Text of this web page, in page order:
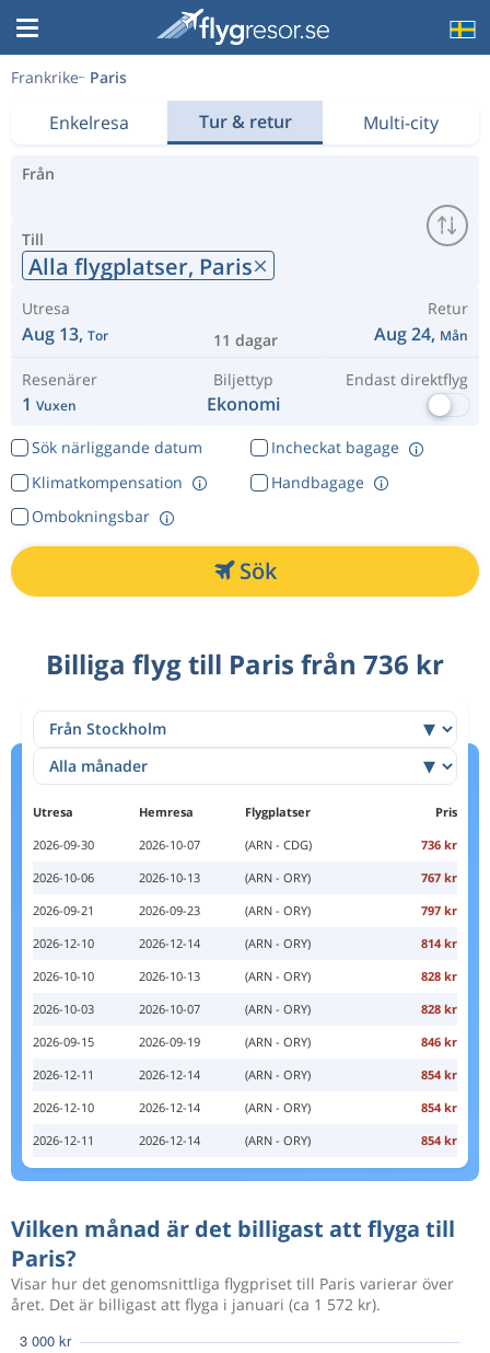
Frankrike Paris
Enkelresa Tur & retur Multi-city
Från
Till
Alla flygplatser, Paris
Utresa
Aug 13, Tor 11 dagar
Retur
Aug 24, Mån
Resenärer
1 Vuxen
Biljettyp
Ekonomi
Endast direktflyg
Sök närliggande datum
Incheckat bagage
Klimatkompensation
Ombokningsbar
Handbagage
Sök
Billiga flyg till Paris från 736 kr
Utresa Hemresa Flygplatser
Pris
2026-09-30
2026-10-07 (ARN - CDG)
736 kr
2026-10-06
2026-10-13 (ARN - ORY)
767 kr
2026-09-21
2026-09-23 (ARN - ORY)
797 kr
2026-12-10
2026-12-14 (ARN - ORY)
814 kr
2026-10-10
2026-10-13 (ARN - ORY)
828 kr
2026-10-03
2026-10-07 (ARN - ORY)
828 kr
2026-09-15
2026-09-19 (ARN - ORY)
846 kr
2026-12-11
2026-12-14 (ARN - ORY)
854 kr
2026-12-10
2026-12-14 (ARN - ORY)
854 kr
2026-12-11
2026-12-14 (ARN - ORY) 854 kr
Vilken månad är det billigast att flyga till
Paris?
Visar hur det genomsnittliga flygpriset till Paris varierar över
året. Det är billigast att flyga i januari (ca 1 572 kr).